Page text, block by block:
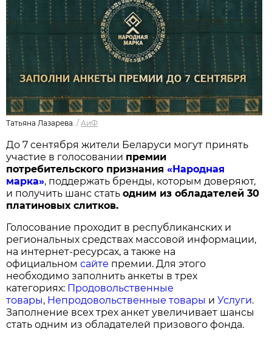
Татьяна Лазарева. /АиФ
До 7 сентября жители Беларуси могут принять
участие в голосовании премии
потребительского признания«Народная
марка», поддержать бренды, которым доверяют,
и получить шанс статьодним из обладателей 30
платиновых слитков.
Голосование проходит в республиканских и
региональных средствах массовой информации,
на интернет-ресурсах, а также на
официальномсайте премии. Для этого
необходимо заполнить анкеты в трех
категориях: Продовольственные
товары, Непродовольственные товары иУслуги.
Заполнение всех трех анкет увеличивает шансы
стать одним из обладателей призового фонда.